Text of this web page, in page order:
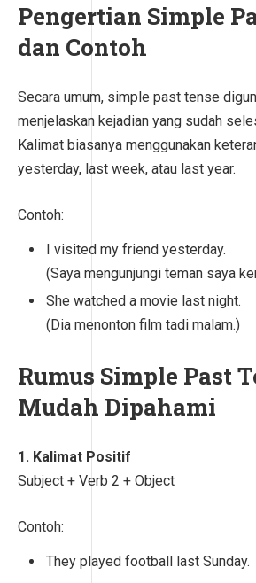
Pengertian Simple
dan Contoh
Secara umum, simple past tense
menjelaskan kejadian yang sudah
Kalimat biasanya menggunakan
yesterday, last week, atau last year.
Contoh:
I visited my friend yesterday.
(Saya mengunjungi teman saya
She watched a movie last night.
(Dia menonton film tadi malam.)
Rumus Simple Past
Mudah Dipahami
1. Kalimat Positif
Subject + Verb 2 + Object
Contoh:
They played football last Sunday.